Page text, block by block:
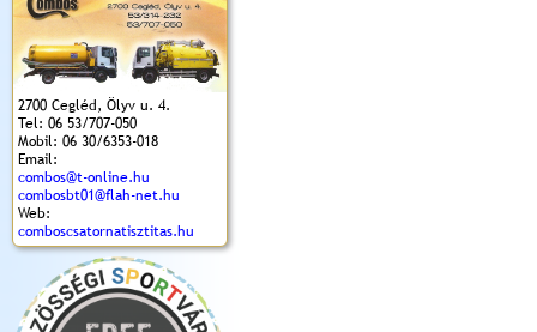
2700 Cegléd, Ölyv u. 4.
Tel: 06 53/707-050
Mobil: 06 30/6353-018
Email:
combos@t-online.hu
combosbt01@flah-net.hu
Web:
comboscsatornatisztitas.hu